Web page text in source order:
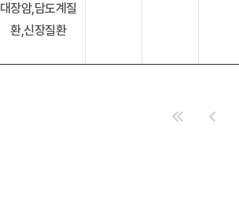
대장암,담도계질
환,신장질환